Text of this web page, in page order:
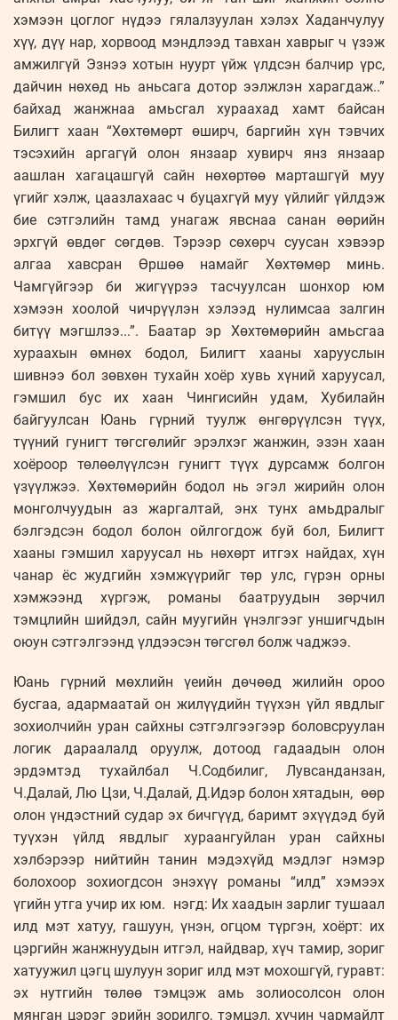
хэмээн цоглог нүдээ гялалзуулан хэлэх Хаданчулуу
хүү, дүү нар, хорвоод мэндлээд тавхан хаврыг ч үзэж
амжилгүй Эзнээ хотын нуурт үйж үлдсэн балчир үрс,
дайчин нөхөд нь аньсага дотор ээлжлэн харагдаж..”
байхад жанжнаа амьсгал хураахад хамт байсан
Билигт хаан “Хөхтөмөрт өширч, баргийн хүн тэвчих
тэсэхийн аргагүй олон янзаар хувирч янз янзаар
аашлан хагацашгүй сайн нөхөртөө марташгүй муу
үгийг хэлж, цаазлахаас ч буцахгүй муу үйлийг үйлдэж
бие сэтгэлийн тамд унагаж явснаа санан өөрийн
эрхгүй өвдөг сөгдөв. Тэрээр сөхөрч суусан хэвээр
алгаа хавсран Өршөө намайг Хөхтөмөр минь.
Чамгүйгээр би жигүүрээ тасчуулсан шонхор юм
хэмээн хоолой чичрүүлэн хэлээд нулимсаа залгин
битүү мэгшлээ...”. Баатар эр Хөхтөмөрийн амьсгаа
хураахын өмнөх бодол, Билигт хааны харууслын
шивнээ бол зөвхөн тухайн хоёр хувь хүний харуусал,
гэмшил бус их хаан Чингисийн удам, Хубилайн
байгуулсан Юань гүрний туулж өнгөрүүлсэн түүх,
түүний гунигт төгсгөлийг эрэлхэг жанжин, эзэн хаан
хоёроор төлөөлүүлсэн гунигт түүх дурсамж болгон
үзүүлжээ. Хөхтөмөрийн бодол нь эгэл жирийн олон
монголчуудын аз жаргалтай, энх тунх амьдралыг
бэлгэдсэн бодол болон ойлгогдож буй бол, Билигт
хааны гэмшил харуусал нь нөхөрт итгэх найдах, хүн
чанар ёс жудгийн хэмжүүрийг төр улс, гүрэн орны
хэмжээнд хүргэж, романы баатруудын зөрчил
тэмцлийн шийдэл, сайн муугийн үнэлгээг уншигчдын
оюун сэтгэлгээнд үлдээсэн төгсгөл болж чаджээ.
Юань гүрний мөхлийн үеийн дөчөөд жилийн ороо
бусгаа, адармаатай он жилүүдийн түүхэн үйл явдлыг
зохиолчийн уран сайхны сэтгэлгээгээр боловсруулан
логик дараалалд оруулж, дотоод гадаадын олон
эрдэмтэд тухайлбал Ч.Содбилиг, Лувсанданзан,
Ч.Далай, Лю Цзи, Ч.Далай, Д.Идэр болон хятадын, өөр
олон үндэстний судар эх бичгүүд, баримт эхүүдэд буй
туүхэн үйлд явдлыг хураангуйлан уран сайхны
хэлбэрээр нийтийн танин мэдэхүйд мэдлэг нэмэр
болохоор зохиогдсон энэхүү романы “илд” хэмээх
үгийн утга учир их юм. нэгд: Их хаадын зарлиг тушаал
илд мэт хатуу, гашуун, үнэн, огцом түргэн, хоёрт: их
цэргийн жанжнуудын итгэл, найдвар, хүч тамир, зориг
хатуужил цэгц шулуун зориг илд мэт мохошгүй, гуравт:
эх нутгийн төлөө тэмцэж амь золиосолсон олон
мянган цэрэг эрийн зорилго, тэмцэл, хүчин чармайлт